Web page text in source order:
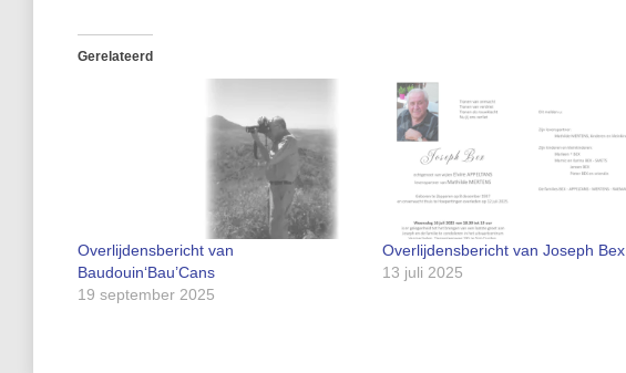
Gerelateerd
Overlijdensbericht van
Baudouin‘Bau’Cans
19 september 2025
Overlijdensbericht van Joseph Bex
13 juli 2025